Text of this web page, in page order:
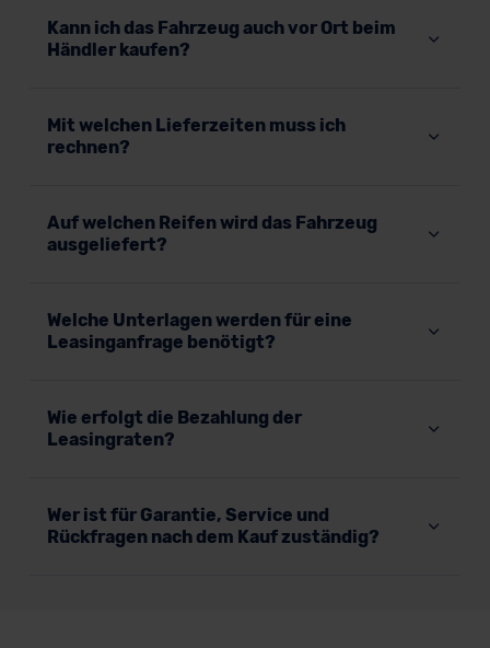
Kann ich das Fahrzeug auch vor Ort beim
Händler kaufen?
Mit welchen Lieferzeiten muss ich
rechnen?
Auf welchen Reifen wird das Fahrzeug
ausgeliefert?
Welche Unterlagen werden für eine
Leasinganfrage benötigt?
Wie erfolgt die Bezahlung der
Leasingraten?
Wer ist für Garantie, Service und
Rückfragen nach dem Kauf zuständig?